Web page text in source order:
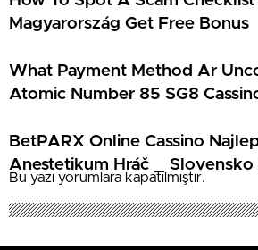
Magyarország Get Free Bonus
What Payment Method Ar
Atomic Number 85 SG8
BetPARX Online Cassino Najlepšie Pre Lokálne
Anestetikum Hráč _ Slovensko
Energy Kasino
Bu yazı yorumlara kapatılmıştır.